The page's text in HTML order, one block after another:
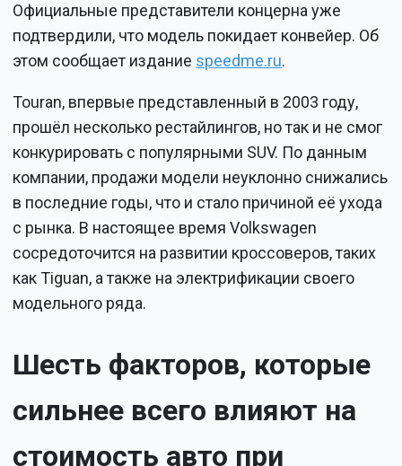
Официальные представители концерна уже
подтвердили, что модель покидает конвейер. Об
этом сообщает издание speedme.ru.
Touran, впервые представленный в 2003 году,
прошёл несколько рестайлингов, но так и не смог
конкурировать с популярными SUV. По данным
компании, продажи модели неуклонно снижались
в последние годы, что и стало причиной её ухода
с рынка. В настоящее время Volkswagen
сосредоточится на развитии кроссоверов, таких
как Tiguan, а также на электрификации своего
модельного ряда.
Шесть факторов, которые
сильнее всего влияют на
стоимость авто при